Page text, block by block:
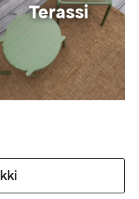
Terassi